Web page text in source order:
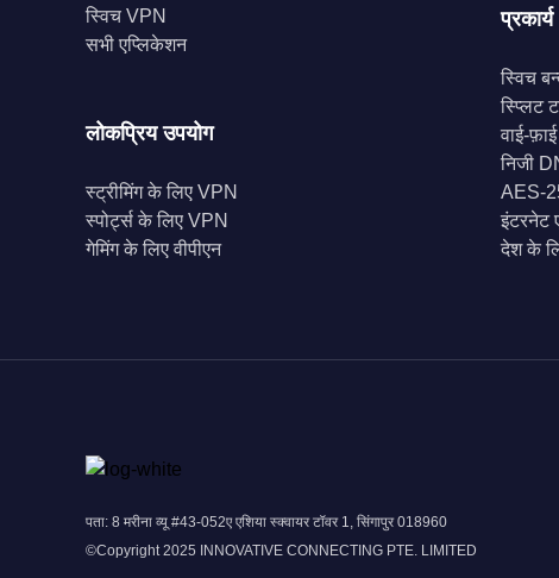
स्विच VPN
सभी एप्लिकेशन
लोकप्रिय उपयोग
स्ट्रीमिंग के लिए VPN
स्पोर्ट्स के लिए VPN
गेमिंग के लिए वीपीएन
प्रकार्य
स्विच
स्प्लिट
वाई-फ़ाई
निजी
AES-
इंटरनेट
देश के
पता: 8 मरीना व्यू #43-052ए एशिया स्क्वायर टॉवर 1, सिंगापुर 018960
©Copyright 2025 INNOVATIVE CONNECTING PTE. LIMITED